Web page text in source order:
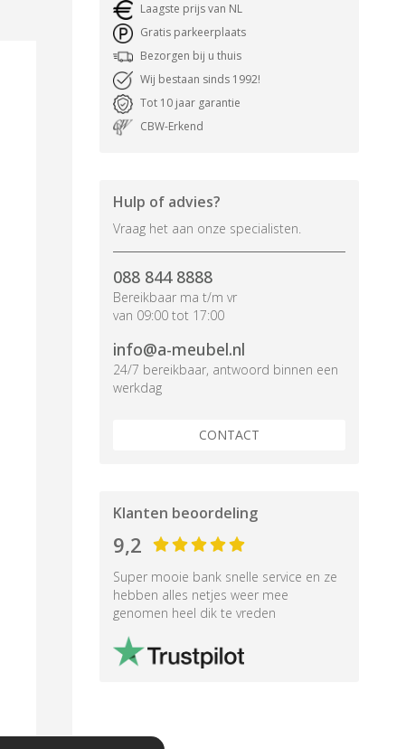
Laagste prijs van NL
Gratis parkeerplaats
Bezorgen bij u thuis
Wij bestaan sinds 1992!
Tot 10 jaar garantie
CBW-Erkend
Hulp of advies?
Vraag het aan onze specialisten.
088 844 8888
Bereikbaar ma t/m vr
van 09:00 tot 17:00
info@a-meubel.nl
24/7 bereikbaar, antwoord binnen een
werkdag
CONTACT
Klanten beoordeling
9,2
Super mooie bank snelle service en ze
hebben alles netjes weer mee
genomen heel dik te vreden